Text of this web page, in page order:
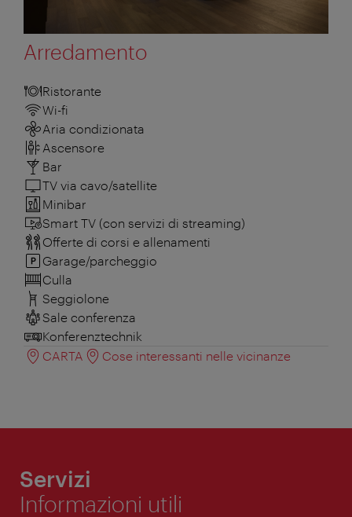
Arredamento
Ristorante
Wi-fi
Aria condizionata
Ascensore
Bar
TV via cavo/satellite
Minibar
Smart TV (con servizi di streaming)
Offerte di corsi e allenamenti
Garage/parcheggio
Culla
Seggiolone
Sale conferenza
Konferenztechnik
CARTA
Cose interessanti nelle vicinanze
Servizi
Informazioni utili